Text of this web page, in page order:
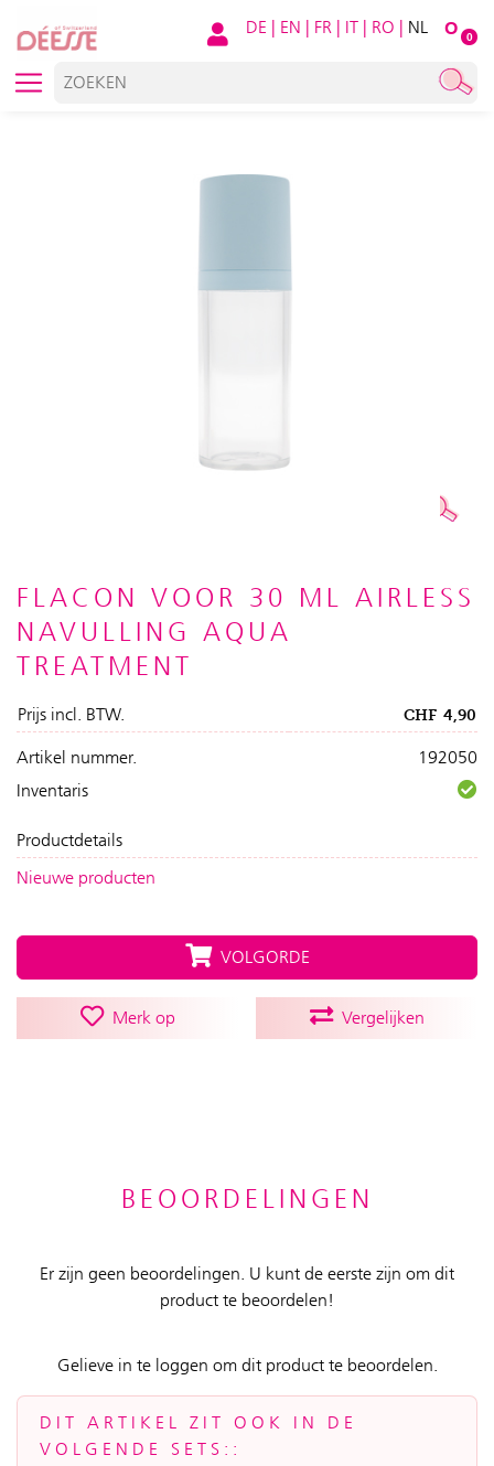
O 0
DE | EN | FR | IT | RO | NL
FLACON VOOR 30 ML AIRLESS
NAVULLING AQUA
TREATMENT
Prijs incl. BTW. CHF 4,90
Artikel nummer.
192050
Inventaris
Productdetails
Nieuwe producten
VOLGORDE
Merk op Vergelijken
BEOORDELINGEN
Er zijn geen beoordelingen. U kunt de eerste zijn om dit
product te beoordelen!
Gelieve in te loggen om dit product te beoordelen.
DIT ARTIKEL ZIT OOK IN DE
VOLGENDE SETS::